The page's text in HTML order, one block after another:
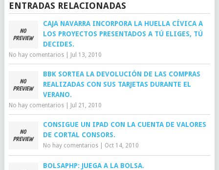
ENTRADAS RELACIONADAS
CAJA NAVARRA INCORPORA LA HUELLA CÍVICA A
LOS PROYECTOS PRESENTADOS A TÚ ELIGES, TÚ
DECIDES.
No hay comentarios| Jul 13, 2010
BBK SORTEA LA DEVOLUCIÓN DE LAS COMPRAS
REALIZADAS CON SUS TARJETAS DURANTE EL
VERANO.
No hay comentarios| Jul 21, 2010
CONSIGUE UN IPAD CON LA CUENTA DE VALORES
DE CORTAL CONSORS.
No hay comentarios| Oct 14, 2010
BOLSAPHP: JUEGA A LA BOLSA.